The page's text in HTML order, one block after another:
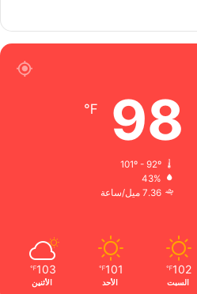
98
℉
101º - 92º
43%
7.36 ميل/ساعة
102
℉
السبت
101
℉
الأحد
103
℉
الأثنين